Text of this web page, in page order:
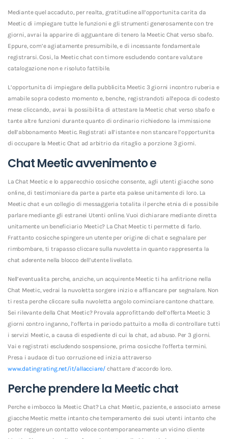
Mediante quel accaduto, per realta, gratitudine all’opportunita carita da
Meetic di impiegare tutte le funzioni e gli strumenti generosamente con tre
giorni, avrai la apparire di agguantare di tenero la Meetic Chat verso sbafo.
Eppure, com’e agiatamente presumibile, e di incessante fondamentale
registrarsi. Cosi, la Meetic chat con timore escludendo contare valutare
catalogazione non e risoluto fattibile.
L’opportunita di impiegare della pubblicita Meetic 3 giorni incontro ruberia e
amabile sopra codesto momento e, benche, registrandoti all’epoca di codesto
mese cliccando, avrai la possibilita di attestare la Meetic chat verso sbafo e
tante altre funzioni durante quanto di ordinario richiedono la immissione
dell’abbonamento Meetic. Registrati all’istante e non stancare l’opportunita
di occupare la Meetic Chat ad arbitrio da ritaglio a porzione 3 giorni.
Chat Meetic avvenimento e
La Chat Meetic e lo apparecchio cosicche consente, agli utenti giacche sono
online, di testimoniare da parte a parte eta palese unitamente di loro. La
Meetic chat e un collegio di messaggeria totalita il perche etnia di e possibile
parlare mediante gli estranei Utenti online. Vuoi dichiarare mediante diretta
unitamente un beneficiario Meetic? La Chat Meetic ti permette di farlo.
Frattanto cosicche spingere un utente per origine di chat e segnalare per
rimbombare, ti trapasso cliccare sulla nuvoletta in quanto rappresenta la
chat aderente nella blocco dell’utente livellato.
Nell’eventualita perche, anziche, un acquirente Meetic ti ha anfitrione nella
Chat Meetic, vedrai la nuvoletta sorgere inizio e affiancare per segnalare. Non
ti resta perche cliccare sulla nuvoletta angolo cominciare cantone chattare.
Sei rilevante della Chat Meetic? Provala approfittando dell’offerta Meetic 3
giorni contro inganno, l’offerta in periodo pattuito a molla di controllare tutti
i servizi Meetic, a causa di espediente di cui la chat, ad abuso. Per 3 giorni.
Vai e registrati escludendo sospensione, prima cosicche l’offerta termini.
Presa i audace di tuo corruzione ed inizia attraverso
www.datingrating.net/it/allacciare/ chattare d’accordo loro.
Perche prendere la Meetic chat
Perche e imbocco la Meetic Chat? La chat Meetic, paziente, e associato arnese
giacche Meetic mette intanto che temperamento dei suoi utenti intanto che
poter reggere un contatto veloce contemporaneamente un vicino cliente